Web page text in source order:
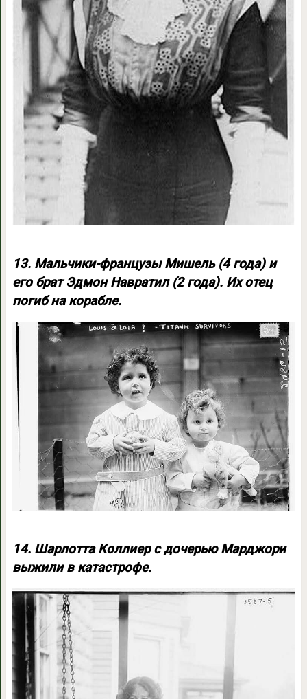
13. Мальчики-французы Мишель (4 года) и
его брат Эдмон Навратил (2 года). Их отец
погиб на корабле.
14. Шарлотта Коллиер с дочерью Марджори
выжили в катастрофе.